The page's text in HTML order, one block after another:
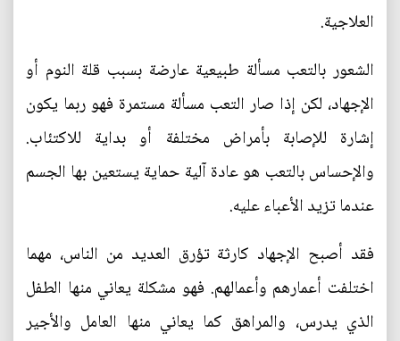
العلاجية.
الشعور بالتعب مسألة طبيعية عارضة بسبب قلة النوم أو
الإجهاد، لكن إذا صار التعب مسألة مستمرة فهو ربما يكون
إشارة للإصابة بأمراض مختلفة أو بداية للاكتئاب.
والإحساس بالتعب هو عادة آلية حماية يستعين بها الجسم
عندما تزيد الأعباء عليه.
فقد أصبح الإجهاد كارثة تؤرق العديد من الناس، مهما
اختلفت أعمارهم وأعمالهم. فهو مشكلة يعاني منها الطفل
الذي يدرس، والمراهق كما يعاني منها العامل والأجير